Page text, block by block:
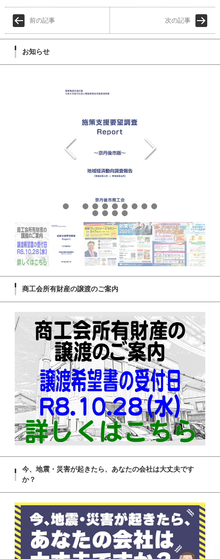
前の記事 次の記事
お知らせ
商工会所有財産の譲渡のご案内
今、地震・災害が起きたら、あなたの会社は大丈夫です
か？